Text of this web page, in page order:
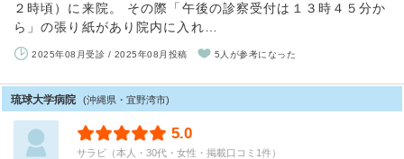
２時頃）に来院。 その際「午後の診察受付は１３時４５分か
ら」の張り紙があり院内に入れ…
2025年08月受診 / 2025年08月投稿 5人が参考になった
琉球大学病院 (沖縄県・宜野湾市)
5.0
サラビ（本人・30代・女性・掲載口コミ1件）